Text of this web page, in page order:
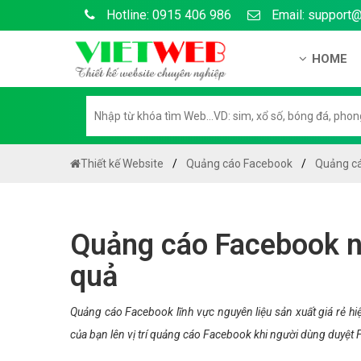
Hotline: 0915 406 986 Email:
HOME
Hướng
Chính
Chính
Thiết kế Website Quảng cáo Facebook Quảng
Quảng cáo Facebook
quả
Quảng cáo Facebook lĩnh vực nguyên liệu sản xuất giá rẻ
của bạn lên vị trí quảng cáo Facebook khi người dùng duyệt